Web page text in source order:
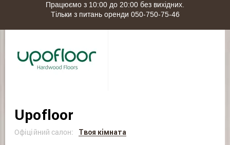
Працюємо з 10:00 до 20:00 без вихідних.
Тільки з питань оренди 050-750-75-46
Upofloor
Офіційний салон: Твоя кімната